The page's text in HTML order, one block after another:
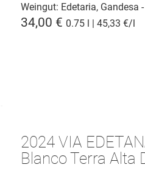
Weingut: Edetaria, Gandesa
34,00 € 0.75 l | 45,33 €/l
2024 VIA
Blanco Terra Alta